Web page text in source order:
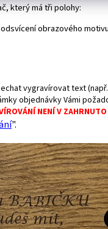
který má tři polohy:
obrazového
vygravírovat text
objednávky Vámi
NENÍ V ZAHRNUTO
".